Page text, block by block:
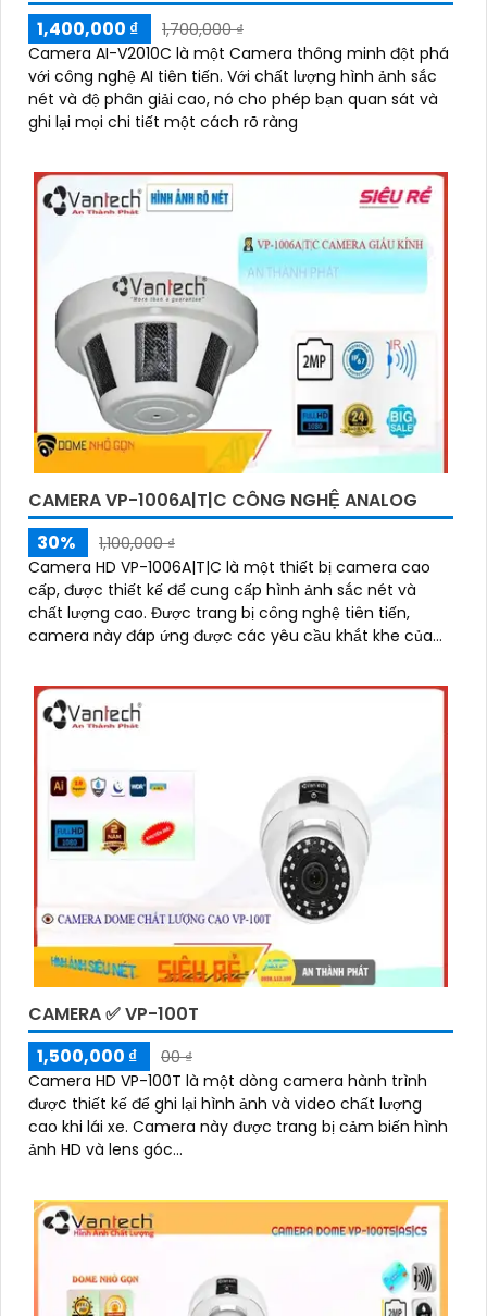
1,400,000 ₫
1,700,000 ₫
Camera AI-V2010C là một Camera thông minh đột phá
với công nghệ AI tiên tiến. Với chất lượng hình ảnh sắc
nét và độ phân giải cao, nó cho phép bạn quan sát và
ghi lại mọi chi tiết một cách rõ ràng
CAMERA VP-1006A|T|C CÔNG NGHỆ ANALOG
30%
1,100,000 ₫
Camera HD VP-1006A|T|C là một thiết bị camera cao
cấp, được thiết kế để cung cấp hình ảnh sắc nét và
chất lượng cao. Được trang bị công nghệ tiên tiến,
camera này đáp ứng được các yêu cầu khắt khe của
CAMERA ✅ VP-100T
1,500,000 ₫
00 ₫
Camera HD VP-100T là một dòng camera hành trình
được thiết kế để ghi lại hình ảnh và video chất lượng
cao khi lái xe. Camera này được trang bị cảm biến hình
ảnh HD và lens góc...